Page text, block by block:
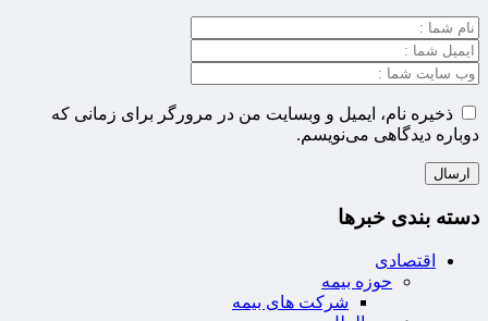
ذخیره نام، ایمیل و وبسایت من در مرورگر برای زمانی که
دوباره دیدگاهی می‌نویسم.
دسته بندی خبرها
اقتصادی
حوزه بیمه
شرکت های بیمه